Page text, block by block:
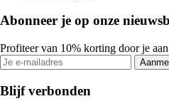
Abonneer je op onze
Profiteer van 10% korting door je
Blijf verbonden